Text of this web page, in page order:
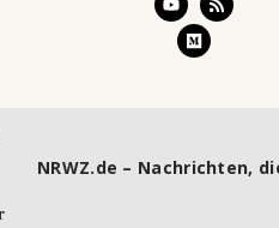
NRWZ.de – Nachrichten,